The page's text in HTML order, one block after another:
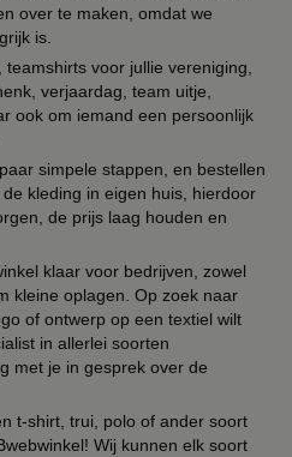
over te maken, omdat we
is.
voor jullie vereniging,
verjaardag, team uitje,
ook om iemand een persoonlijk
simpele stappen, en bestellen
kleding in eigen huis, hierdoor
de prijs laag houden en
klaar voor bedrijven, zowel
kleine oplagen. Op zoek naar
of ontwerp op een textiel wilt
in allerlei soorten
met je in gesprek over de
t-shirt, trui, polo of ander soort
Wij kunnen elk soort